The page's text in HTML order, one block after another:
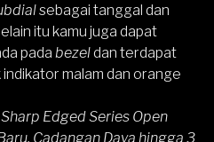
sebagai tanggal dan
itu kamu juga dapat
pada bezeldan terdapat
indikator malam dan orange
Edged Series Open
Cadangan Daya hingga 3